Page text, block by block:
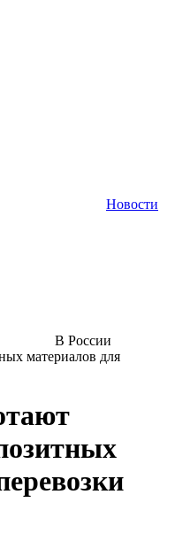
Новости
В России
материалов для